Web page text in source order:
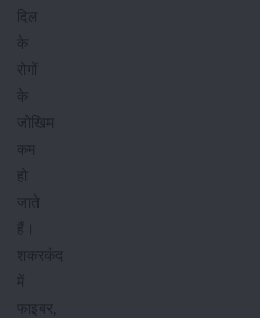
दिल
के
रोगों
के
जोखिम
कम
हो
जाते
हैं।
शकरकंद
में
फाइबर,